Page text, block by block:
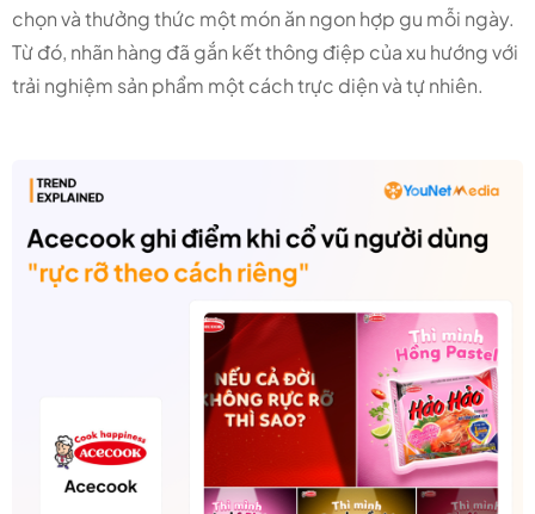
chọn và thưởng thức một món ăn ngon hợp gu mỗi ngày.
Từ đó, nhãn hàng đã gắn kết thông điệp của xu hướng với
trải nghiệm sản phẩm một cách trực diện và tự nhiên.